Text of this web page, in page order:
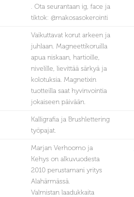
. Ota seurantaan ig, face ja
tiktok: @makosasokerointi
Vaikuttavat korut arkeen ja
juhlaan. Magneettikoruilla
apua niskaan, hartioille,
nivelille, lievittää särkyä ja
kolotuksia. Magnetixin
tuotteilla saat hyvinvointia
jokaiseen päivään.
Kalligrafia ja Brushlettering
työpajat.
Marjan Verhoomo ja
Kehys on alkuvuodesta
2010 perustamani yritys
Alahärmässä.
Valmistan laadukkaita